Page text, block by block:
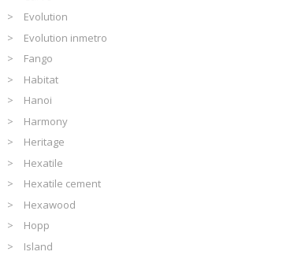
Evolution
Evolution inmetro
Fango
Habitat
Hanoi
Harmony
Heritage
Hexatile
Hexatile cement
Hexawood
Hopp
Island